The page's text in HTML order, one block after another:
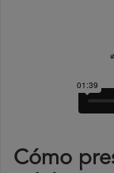
Cómo